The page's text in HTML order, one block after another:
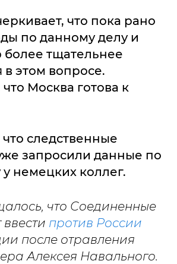
что пока рано
по данному делу и
тщательнее
в этом вопросе.
Москва готова к
следственные
запросили данные по
немецких коллег.
что Соединенные
против России
после отравления
Алексея Навального.